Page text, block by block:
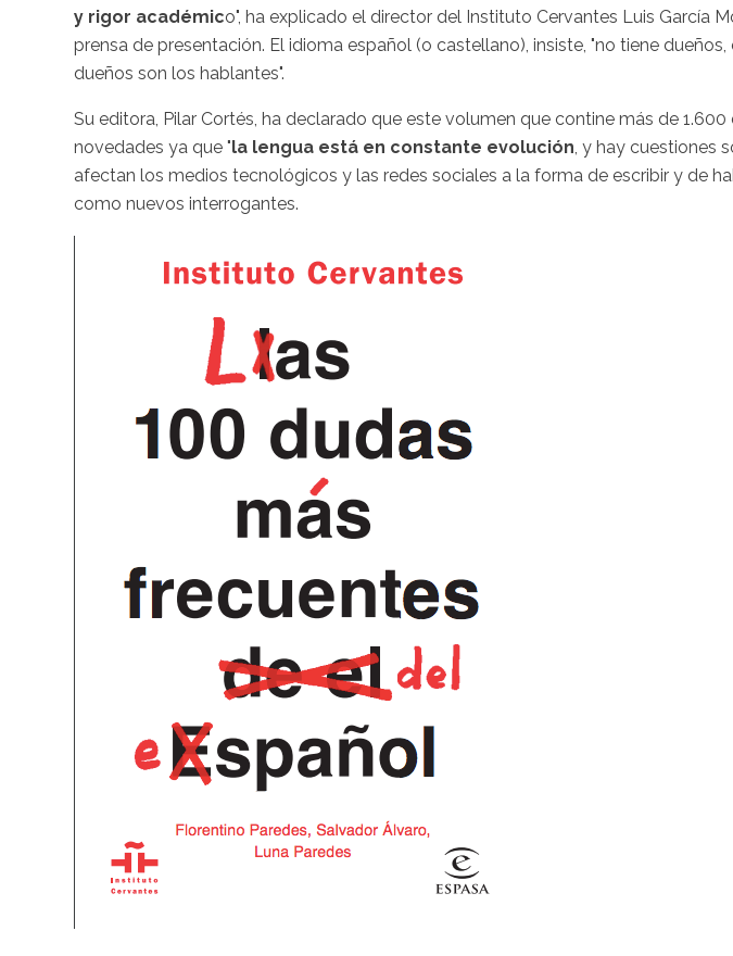
y rigor académico", ha explicado el director del Instituto Cervantes Luis García
prensa de presentación. El idioma español (o castellano), insiste, "no tiene
dueños son los hablantes".
Su editora, Pilar Cortés, ha declarado que este volumen que contine más de
novedades ya que "la lengua está en constante evolución , y hay cuestiones
afectan los medios tecnológicos y las redes sociales a la forma de escribir y de
como nuevos interrogantes.